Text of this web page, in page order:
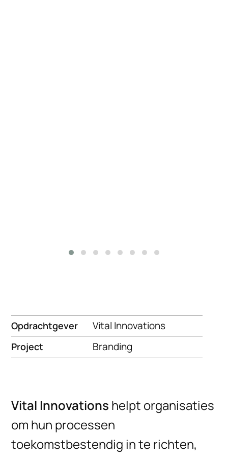
Opdrachtgever Vital Innovations
Project Branding
Vital Innovations helpt organisaties
om hun processen
toekomstbestendig in te richten,